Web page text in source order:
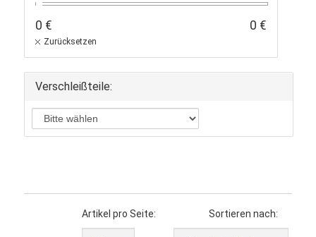
0 € 0 €
Zurücksetzen
Verschleißteile:
Sortieren nach:
Artikel pro Seite: